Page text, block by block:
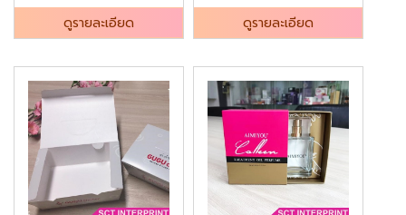
ดูรายละเอียด ดูรายละเอียด